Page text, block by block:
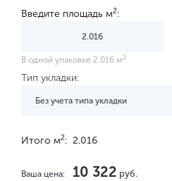
Введите площадь м2:
В одной упаковке 2.016 м 2
Тип укладки:
Без учета типа укладки
Итого м2: 2.016
Ваша цена: 10 322 руб.